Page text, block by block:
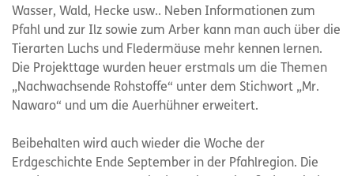
Wasser, Wald, Hecke usw.. Neben Informationen zum
Pfahl und zur Ilz sowie zum Arber kann man auch über die
Tierarten Luchs und Fledermäuse mehr kennen lernen.
Die Projekttage wurden heuer erstmals um die Themen
„Nachwachsende Rohstoffe“ unter dem Stichwort „Mr.
Nawaro“ und um die Auerhühner erweitert.
Beibehalten wird auch wieder die Woche der
Erdgeschichte Ende September in der Pfahlregion. Die